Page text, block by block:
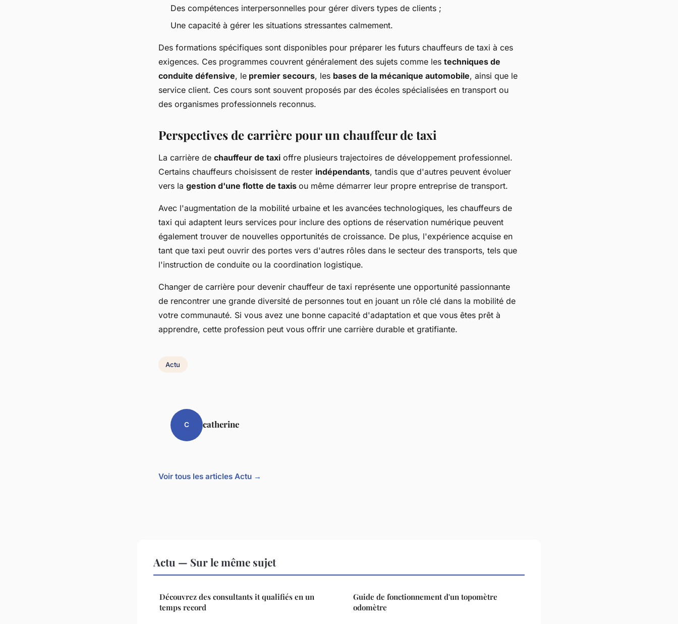
Des compétences interpersonnelles pour gérer divers types de clients ;
Une capacité à gérer les situations stressantes calmement.
Des formations spécifiques sont disponibles pour préparer les futurs chauffeurs de taxi à ces
exigences. Ces programmes couvrent généralement des sujets comme les techniques de
conduite défensive, le premier secours, les bases de la mécanique automobile, ainsi que le
service client. Ces cours sont souvent proposés par des écoles spécialisées en transport ou
des organismes professionnels reconnus.
Perspectives de carrière pour un chauffeur de taxi
La carrière de chauffeur de taxi offre plusieurs trajectoires de développement professionnel.
Certains chauffeurs choisissent de rester indépendants, tandis que d'autres peuvent évoluer
vers la gestion d'une flotte de taxis ou même démarrer leur propre entreprise de transport.
Avec l'augmentation de la mobilité urbaine et les avancées technologiques, les chauffeurs de
taxi qui adaptent leurs services pour inclure des options de réservation numérique peuvent
également trouver de nouvelles opportunités de croissance. De plus, l'expérience acquise en
tant que taxi peut ouvrir des portes vers d'autres rôles dans le secteur des transports, tels que
l'instruction de conduite ou la coordination logistique.
Changer de carrière pour devenir chauffeur de taxi représente une opportunité passionnante
de rencontrer une grande diversité de personnes tout en jouant un rôle clé dans la mobilité de
votre communauté. Si vous avez une bonne capacité d'adaptation et que vous êtes prêt à
apprendre, cette profession peut vous offrir une carrière durable et gratifiante.
Actu
C catherine
Voir tous les articles Actu →
Actu — Sur le même sujet
Découvrez des consultants it qualifiés en un
temps record
Guide de fonctionnement d'un topomètre
odomètre